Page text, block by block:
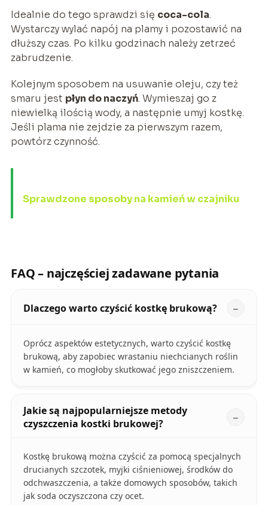
Idealnie do tego sprawdzi się coca-cola.
Wystarczy wylać napój na plamy i pozostawić na
dłuższy czas. Po kilku godzinach należy zetrzeć
zabrudzenie.
Kolejnym sposobem na usuwanie oleju, czy też
smaru jest płyn do naczyń. Wymieszaj go z
niewielką ilością wody, a następnie umyj kostkę.
Jeśli plama nie zejdzie za pierwszym razem,
powtórz czynność.
Sprawdzone sposoby na kamień w czajniku
FAQ – najczęściej zadawane pytania
Dlaczego warto czyścić kostkę brukową?
Oprócz aspektów estetycznych, warto czyścić kostkę
brukową, aby zapobiec wrastaniu niechcianych roślin
w kamień, co mogłoby skutkować jego zniszczeniem.
Jakie są najpopularniejsze metody
czyszczenia kostki brukowej?
Kostkę brukową można czyścić za pomocą specjalnych
drucianych szczotek, myjki ciśnieniowej, środków do
odchwaszczenia, a także domowych sposobów, takich
jak soda oczyszczona czy ocet.